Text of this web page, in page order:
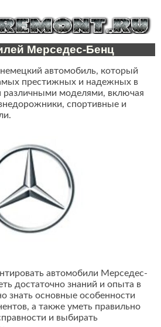
Мерседес-Бенц
автомобиль, который
престижных и надежных в
различными моделями, включая
спортивные и
автомобили Мерседес-
достаточно знаний и опыта в
знать основные особенности
а также уметь правильно
и выбирать